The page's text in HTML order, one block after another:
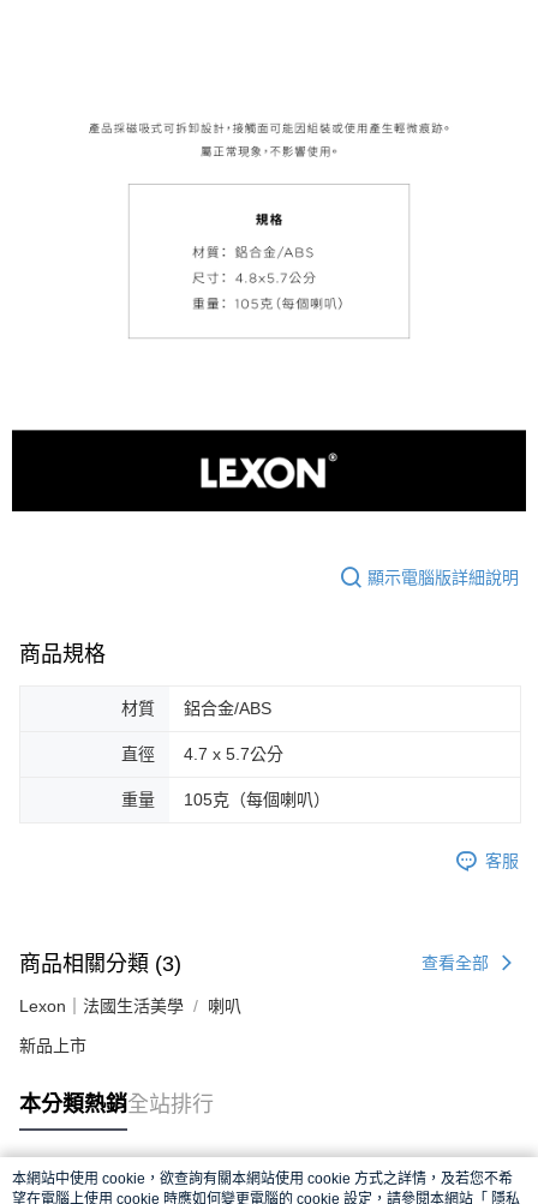
顯示電腦版詳細說明
商品規格
材質 鋁合金/ABS
直徑 4.7 x 5.7公分
重量 105克（每個喇叭）
客服
商品相關分類 (3) 查看全部
Lexon｜法國生活美學 喇叭
新品上市
本分類熱銷全站排行
熱門標籤
本網站中使用 cookie，欲查詢有關本網站使用 cookie 方式之詳情，及若您不希
望在電腦上使用 cookie 時應如何變更電腦的 cookie 設定，請參閱本網站「 隱私